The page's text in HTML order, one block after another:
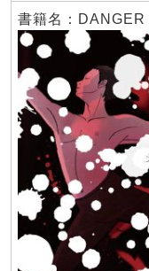
書籍名：DANGER